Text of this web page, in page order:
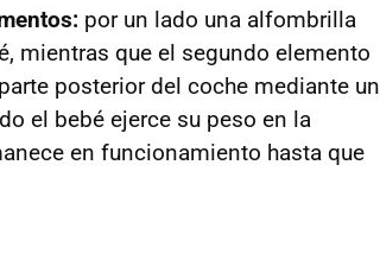
por un lado una alfombrilla
mientras que el segundo elemento
posterior del coche mediante un
el bebé ejerce su peso en la
en funcionamiento hasta que